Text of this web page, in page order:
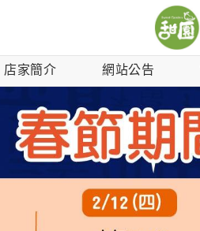
店家簡介 網站公告